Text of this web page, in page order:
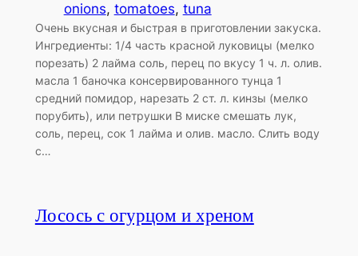
onions, tomatoes, tuna
Очень вкусная и быстрая в приготовлении закуска.
Ингредиенты: 1/4 часть красной луковицы (мелко
порезать) 2 лайма соль, перец по вкусу 1 ч. л. олив.
масла 1 баночка консервированного тунца 1
средний помидор, нарезать 2 ст. л. кинзы (мелко
порубить), или петрушки В миске смешать лук,
соль, перец, сок 1 лайма и олив. масло. Слить воду
с…
Лосось с огурцом и хреном